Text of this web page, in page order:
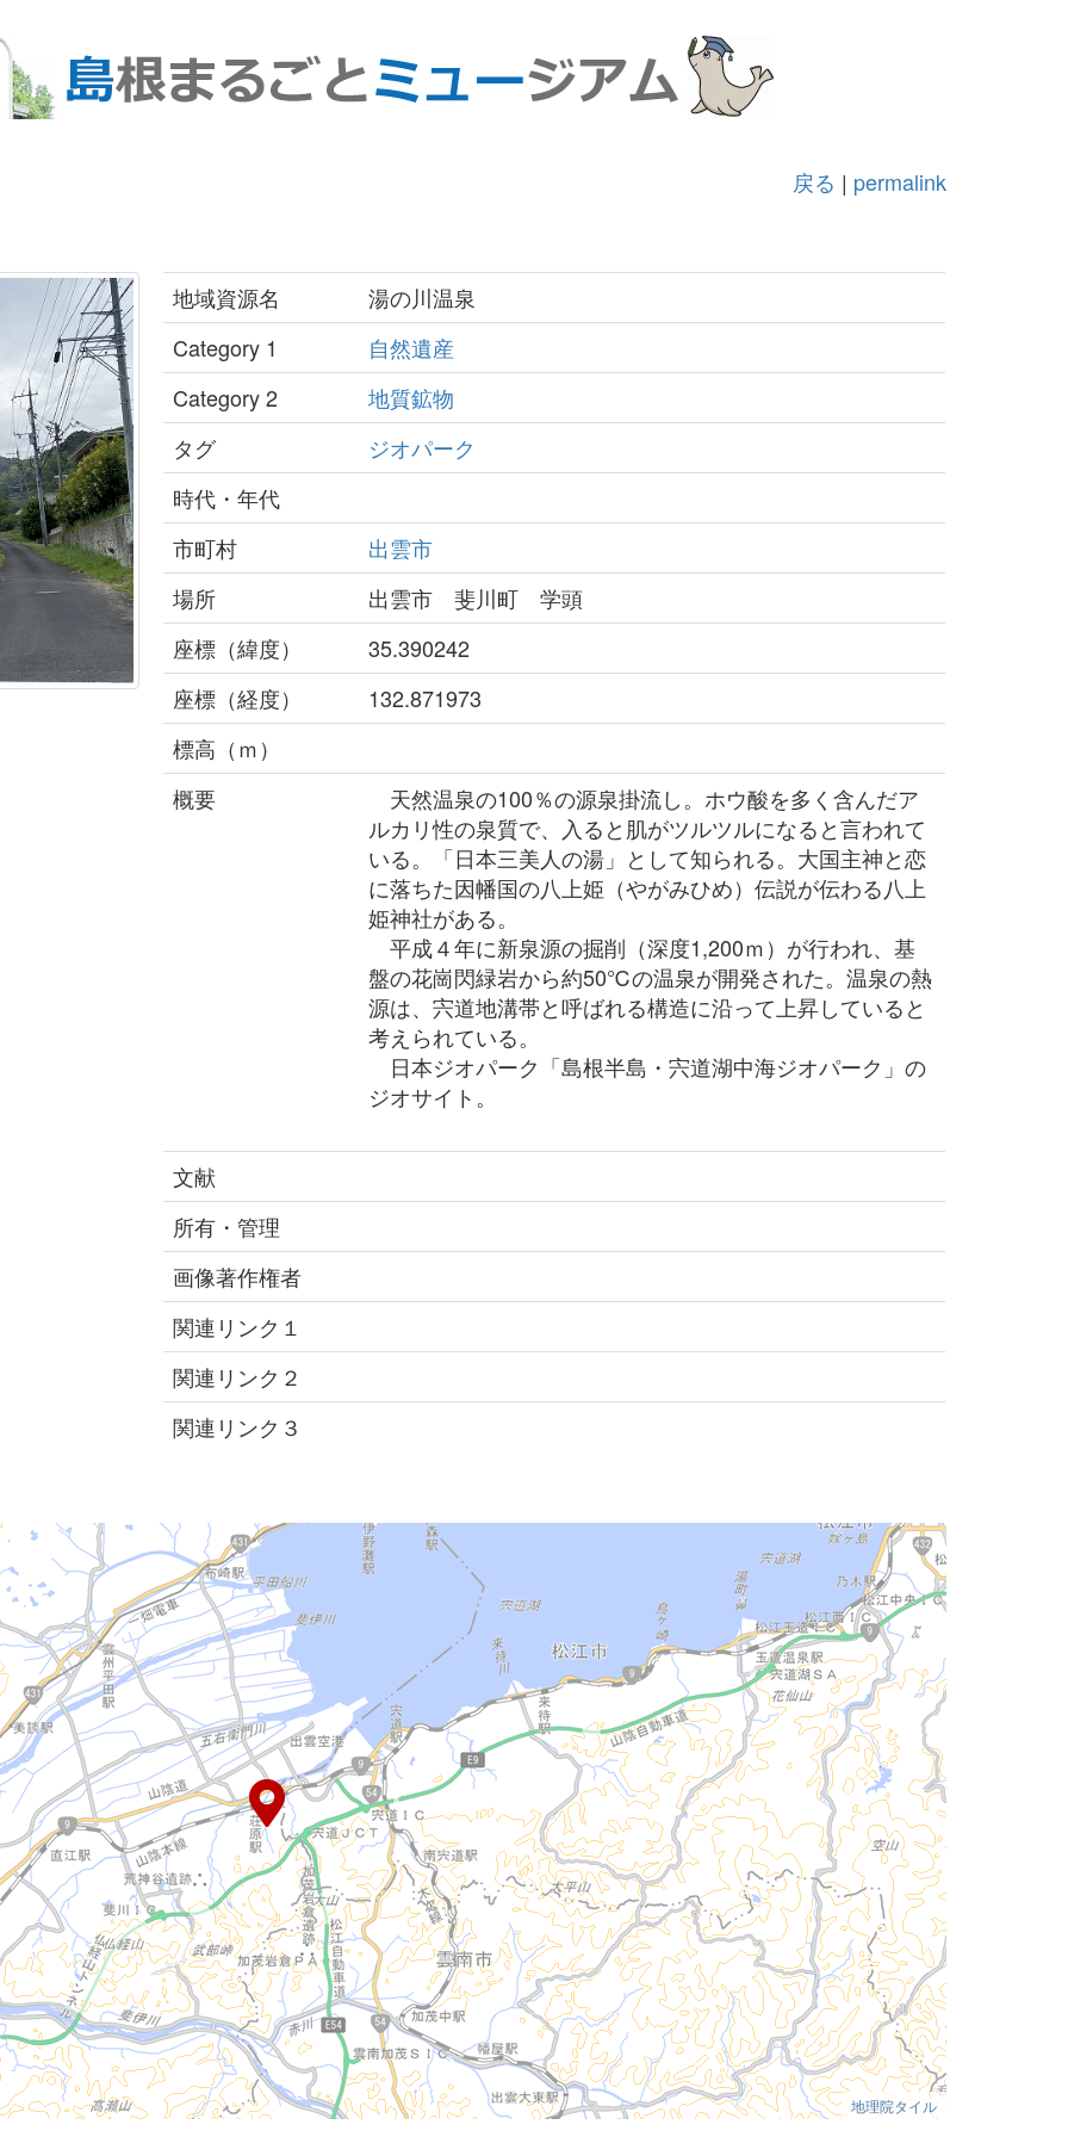
戻る | permalink
地域資源名
湯の川温泉
Category 1
自然遺産
Category 2
地質鉱物
タグ
ジオパーク
時代・年代
市町村
出雲市
場所
出雲市 斐川町 学頭
座標（緯度）
35.390242
座標（経度）
132.871973
標高（ｍ）
概要
天然温泉の100％の源泉掛流し。ホウ酸を多く含んだア
ルカリ性の泉質で、入ると肌がツルツルになると言われて
いる。「日本三美人の湯」として知られる。大国主神と恋
に落ちた因幡国の八上姫（やがみひめ）伝説が伝わる八上
姫神社がある。
平成４年に新泉源の掘削（深度1,200ｍ）が行われ、基
盤の花崗閃緑岩から約50℃の温泉が開発された。温泉の熱
源は、宍道地溝帯と呼ばれる構造に沿って上昇していると
考えられている。
日本ジオパーク「島根半島・宍道湖中海ジオパーク」の
ジオサイト。
文献
所有・管理
画像著作権者
関連リンク１
関連リンク２
関連リンク３
地理院タイル